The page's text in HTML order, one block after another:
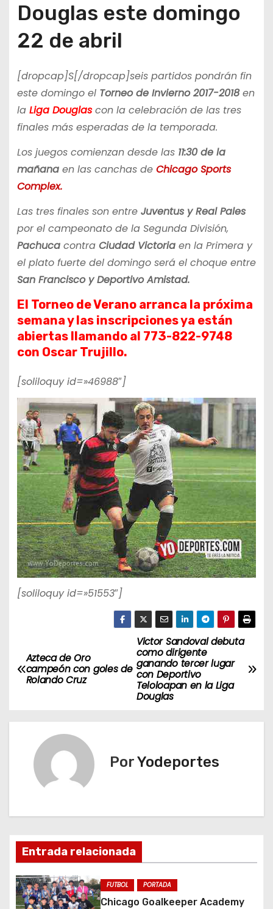
Douglas este domingo
22 de abril
[dropcap]S[/dropcap]seis partidos pondrán fin
este domingo el Torneo de Invierno 2017-2018en
la Liga Douglascon la celebración de las tres
finales más esperadas de la temporada.
Los juegos comienzan desde las 11:30 de la
mañanaen las canchas de Chicago Sports
Complex.
Las tres finales son entre Juventus y Real Pales
por el campeonato de la Segunda División,
Pachucacontra Ciudad Victoriaen la Primera y
el plato fuerte del domingo será el choque entre
San Francisco y Deportivo Amistad.
El Torneo de Verano arranca la próxima
semana y las inscripciones ya están
abiertas llamando al 773-822-9748
con Oscar Trujillo.
[soliloquy id=»46988″]
[soliloquy id=»51553″]
N
a
e
ó
n
Victor Sandoval debuta
como dirigente
ganando tercer lugar
con Deportivo
Teloloapan en la Liga
Douglas
Azteca de Oro
campeón con goles de
Rolando Cruz
PorYodeportes
Entrada relacionada
FUTBOL PORTADA
Chicago Goalkeeper Academy